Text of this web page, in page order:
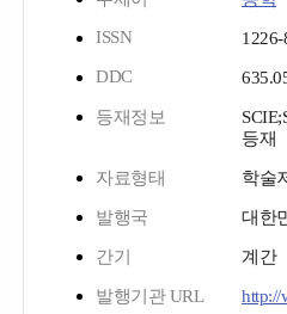
ISSN
1226-
DDC
등재정보
등재
자료형태 학술
발행국 대한
간기 계간
발행기관 URL http://